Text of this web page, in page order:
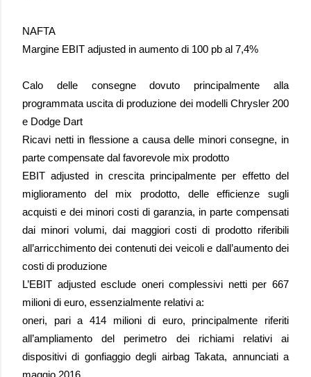
NAFTA
Margine EBIT adjusted in aumento di 100 pb al 7,4%
Calo delle consegne dovuto principalmente alla
programmata uscita di produzione dei modelli Chrysler 200
e Dodge Dart
Ricavi netti in flessione a causa delle minori consegne, in
parte compensate dal favorevole mix prodotto
EBIT adjusted in crescita principalmente per effetto del
miglioramento del mix prodotto, delle efficienze sugli
acquisti e dei minori costi di garanzia, in parte compensati
dai minori volumi, dai maggiori costi di prodotto riferibili
all’arricchimento dei contenuti dei veicoli e dall’aumento dei
costi di produzione
L’EBIT adjusted esclude oneri complessivi netti per 667
milioni di euro, essenzialmente relativi a:
oneri, pari a 414 milioni di euro, principalmente riferiti
all’ampliamento del perimetro dei richiami relativi ai
dispositivi di gonfiaggio degli airbag Takata, annunciati a
maggio 2016